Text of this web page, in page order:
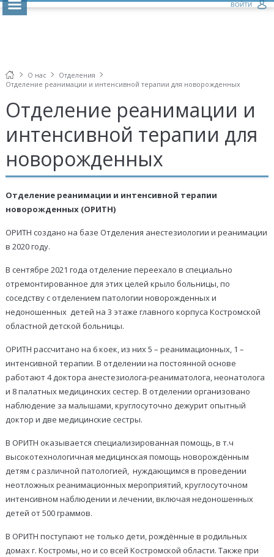
ВОЙТИ
О нас
Отделения
Отделение реанимации и интенсивной терапии для новорожденных
Отделение реанимации и
интенсивной терапии для
новорожденных
Отделение реанимации и интенсивной терапии
новорожденных (ОРИТН)
ОРИТН создано на базе Отделения анестезиологии и реанимации
в 2020 году.
В сентябре 2021 года отделение переехало в специально
отремонтированное для этих целей крыло больницы, по
соседству с отделением патологии новорожденных и
недоношенных детей на 3 этаже главного корпуса Костромской
областной детской больницы.
ОРИТН рассчитано на 6 коек, из них 5 – реанимационных, 1 –
интенсивной терапии. В отделении на постоянной основе
работают 4 доктора анестезиолога-реаниматолога, неонатолога
и 8 палатных медицинских сестер. В отделении организовано
наблюдение за малышами, круглосуточно дежурит опытный
доктор и две медицинские сестры.
В ОРИТН оказывается специализированная помощь, в т.ч
высокотехнологичная медицинская помощь новорождённым
детям с различной патологией, нуждающимся в проведении
неотложных реанимационных мероприятий, круглосуточном
интенсивном наблюдении и лечении, включая недоношенных
детей от 500 граммов.
В ОРИТН поступают не только дети, рождённые в родильных
домах г. Костромы, но и со всей Костромской области. Также при